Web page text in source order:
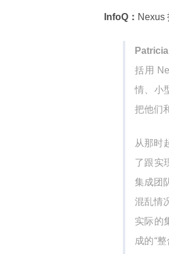
InfoQ： Nexus
括用
情、小
把他们
从那时
了跟实
集成团
混乱情
实际的
成的“